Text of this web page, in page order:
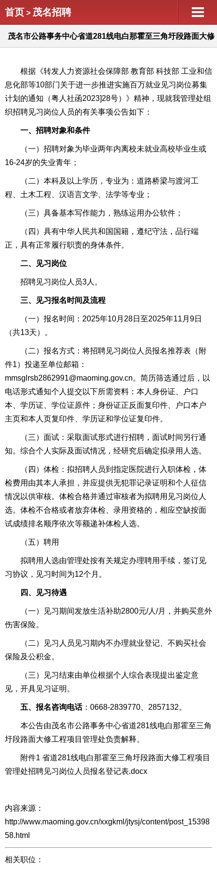
首页 > 茂名招聘
茂名市公路事务中心省道281线电白那霍至三角圩段路面大修
根据《转发人力资源社会保障部 教育部 科技部 工业和信
息化部等10部门关于进一步推进实施百万就业见习岗位募集
计划的通知（粤人社函2023]28号）》精神，现就我管理处组
织招聘见习岗位人员的有关事项公告如下：
一、招聘对象和条件
（一）招聘对象为毕业两年内离校未就业高校毕业生或
16-24岁的失业青年；
（二）本科及以上学历，专业为：道路桥梁与渡河工
程、土木工程、汉语言文学、法学等专业；
（三）具备基本写作能力，熟练运用办公软件；
（四）具有中华人民共和国国籍，遵纪守法，品行端
正，具有正常履行职责的身体条件。
二、见习岗位
招聘见习岗位人员3人。
三、见习报名时间及流程
（一）报名时间：2025年10月28日至2025年11月9日
（共13天）。
（二）报名方式：将招聘见习岗位人员报名推荐表（附
件1）投递至单位邮箱：
mmsglrsb2862991@maoming.gov.cn。简历筛选通过后，以
电话形式通知个人提交以下所需资料：本人身份证、户口
本、学历证、学位证原件；身份证正反面复印件、户口本户
主页和本人页复印件、学历证和学位证复印件。
（三）面试：采取面试形式进行招聘，面试时间另行通
知。综合个人实际及面试情况，经研究后确定拟录用人选。
（四）体检：拟招聘人员到指定医院进行入职体检，体
检费用由其本人承担，并应提供无犯罪记录证明和个人征信
情况以供审核。体检合格并通过审核者为拟聘用见习岗位人
选。体检不合格或者放弃体检、录用资格的，相应空缺按面
试成绩排名顺序依次等额递补体检人选。
（五）聘用
拟聘用人选由管理处按有关规定办理聘用手续，签订见
习协议，见习时间为12个月。
四、见习待遇
（一）见习期间发放生活补助2800元/人/月，并购买意外
伤害保险。
（二）见习人员见习期内不办理就业登记、不购买社会
保险及公积金。
（三）见习结束由单位根据个人综合表现提出鉴定意
见，开具见习证明。
五、 报名咨询电话：0668-2839770、2857132。
本公告由茂名市公路事务中心省道281线电白那霍至三角
圩段路面大修工程项目管理处负责解释。
附件1 省道281线电白那霍至三角圩段路面大修工程项目
管理处招聘见习岗位人员报名登记表.docx
内容来源：
http://www.maoming.gov.cn/xxgkml/jtysj/content/post_15398
58.html
相关职位：